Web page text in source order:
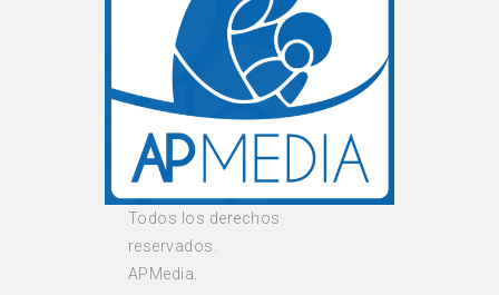
Todos los derechos
reservados.
APMedia.